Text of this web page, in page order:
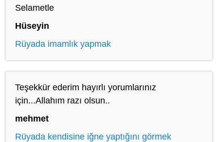
Selametle
Hüseyin
Rüyada imamlık yapmak
Teşekkür ederim hayırlı yorumlarınız
için...Allahım razı olsun..
mehmet
Rüyada kendisine iğne yaptığını görmek